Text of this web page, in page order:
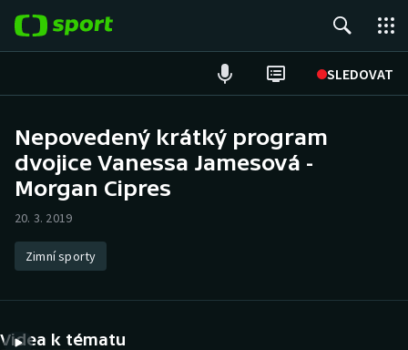
SLEDOVAT
Hokej
Tenis
Atletika
DALŠÍ SPORTY
Nepovedený krátký program
dvojice Vanessa Jamesová -
Morgan Cipres
20. 3. 2019
Zimní sporty
Videa k tématu